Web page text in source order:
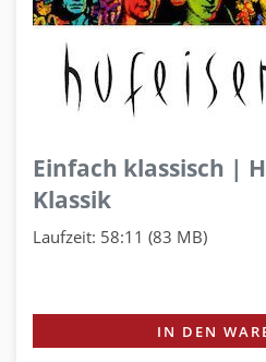
Einfach klassisch |
Klassik
Laufzeit: 58:11 (83 MB)
IN DEN